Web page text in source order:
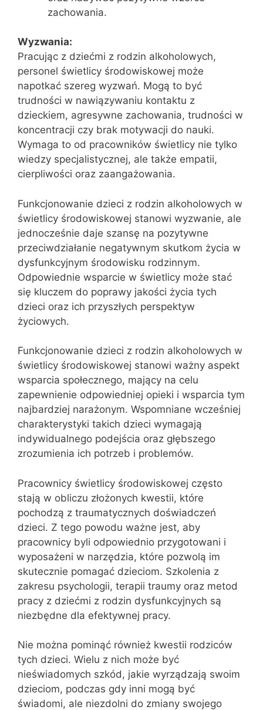
zachowania.
Wyzwania:
Pracując z dziećmi z rodzin alkoholowych,
personel świetlicy środowiskowej może
napotkać szereg wyzwań. Mogą to być
trudności w nawiązywaniu kontaktu z
dzieckiem, agresywne zachowania, trudności w
koncentracji czy brak motywacji do nauki.
Wymaga to od pracowników świetlicy nie tylko
wiedzy specjalistycznej, ale także empatii,
cierpliwości oraz zaangażowania.
Funkcjonowanie dzieci z rodzin alkoholowych w
świetlicy środowiskowej stanowi wyzwanie, ale
jednocześnie daje szansę na pozytywne
przeciwdziałanie negatywnym skutkom życia w
dysfunkcyjnym środowisku rodzinnym.
Odpowiednie wsparcie w świetlicy może stać
się kluczem do poprawy jakości życia tych
dzieci oraz ich przyszłych perspektyw
życiowych.
Funkcjonowanie dzieci z rodzin alkoholowych w
świetlicy środowiskowej stanowi ważny aspekt
wsparcia społecznego, mający na celu
zapewnienie odpowiedniej opieki i wsparcia tym
najbardziej narażonym. Wspomniane wcześniej
charakterystyki takich dzieci wymagają
indywidualnego podejścia oraz głębszego
zrozumienia ich potrzeb i problemów.
Pracownicy świetlicy środowiskowej często
stają w obliczu złożonych kwestii, które
pochodzą z traumatycznych doświadczeń
dzieci. Z tego powodu ważne jest, aby
pracownicy byli odpowiednio przygotowani i
wyposażeni w narzędzia, które pozwolą im
skutecznie pomagać dzieciom. Szkolenia z
zakresu psychologii, terapii traumy oraz metod
pracy z dziećmi z rodzin dysfunkcyjnych są
niezbędne dla efektywnej pracy.
Nie można pominąć również kwestii rodziców
tych dzieci. Wielu z nich może być
nieświadomych szkód, jakie wyrządzają swoim
dzieciom, podczas gdy inni mogą być
świadomi, ale niezdolni do zmiany swojego